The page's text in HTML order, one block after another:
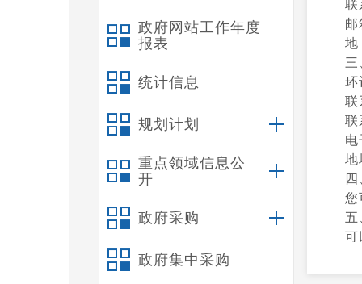
政府网站工作年度
报表
统计信息
规划计划
重点领域信息公
开
政府采购
政府集中采购
联
邮
地
三
环
联
联
电
地
您
五
可
自